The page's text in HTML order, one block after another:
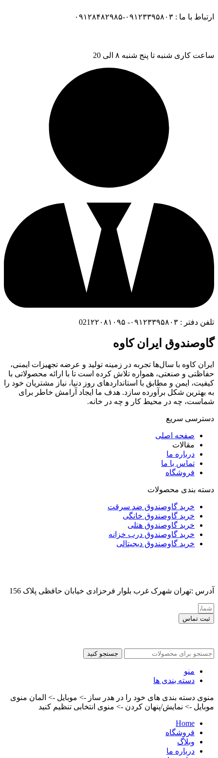
ارتباط با ما : ۰۹۱۲۳۳۹۵۸۰۳-۰۹۱۲۸۴۸۲۹۸۵
ساعت کاری شنبه تا پنج شنبه ۸ الی 20
تلفن دفتر : ۰۹۱۲۳۳۹۵۸۰۳- 021۲۲۰۸۱۰۹۵
گاوصندوق ایران کاوه
ایران کاوه با سال‌ها تجربه در زمینه تولید و عرضه تجهیزات ایمنی،
حفاظتی و صنعتی، همواره تلاش کرده است تا با ارائه محصولاتی با
کیفیت، ایمن و مطابق با استانداردهای روز دنیا، نیاز مشتریان خود را
به بهترین شکل برآورده سازد. هدف ما ایجاد آرامش خاطر برای
شماست، چه در محیط کار و چه در خانه.
دسترسی سریع
صفحه اصلی
مقالات
درباره ما
تماس با ما
فروشگاه
دسته بندی محصولات
خرید گاوصندوق ضد سرقت
خرید گاوصندوق خانگی
خرید گاوصندوق هتلی
خرید گاوصندوق درب خزانه
خرید گاوصندوق دیجیتالی
آدرس :تهران شهرک غرب بلوار فرحزادی خیابان حافظی پلاک 156
ثبت تماس
جستجو کنید
منو
دسته بندی ها
منوی دسته بندی های خود را در هدر ساز -> موبایل -> المان منوی
موبایل -> نمایش/پنهان کردن -> منوی انتخابی تنظیم کنید
Home
فروشگاه
وبلاگ
درباره ما